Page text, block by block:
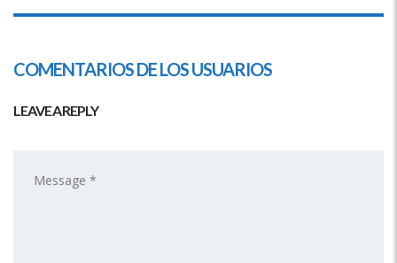
COMENTARIOS DE LOS USUARIOS
LEAVE A REPLY